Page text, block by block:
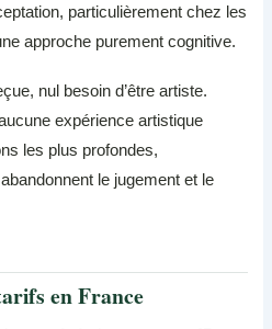
particulièrement chez les
approche purement cognitive.
nul besoin d’être artiste.
expérience artistique
les plus profondes,
le jugement et le
en France